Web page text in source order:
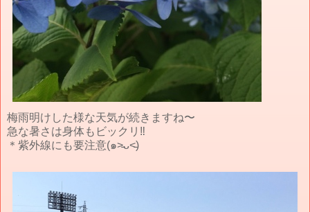
梅雨明けした様な天気が続きますね〜
急な暑さは身体もビックリ‼️
＊紫外線にも要注意(๑˃̵ᴗ˂̵)